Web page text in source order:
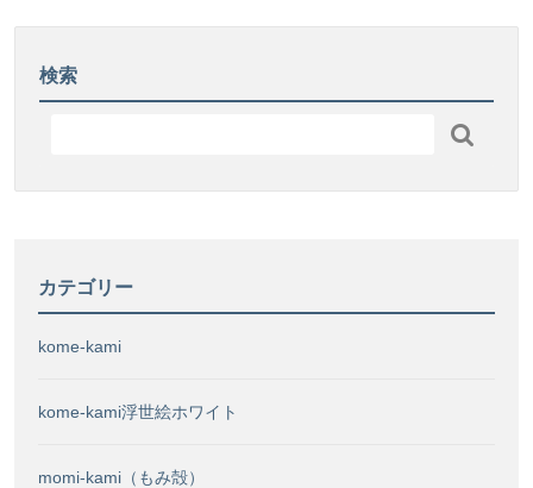
検索

カテゴリー
kome-kami
kome-kami浮世絵ホワイト
momi-kami（もみ殻）